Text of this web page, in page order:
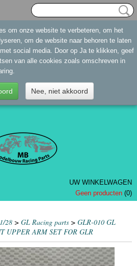
UW WINKELWAGEN
Geen producten (0)
28 > GL Racing parts > GLR-010 GL
UPPER ARM SET FOR GLR
om onze website te verbeteren, om het
om de website naar behoren te laten
social media. Door op Ja te klikken, geef
van alle cookies zoals omschreven in
Nee, niet akkoord